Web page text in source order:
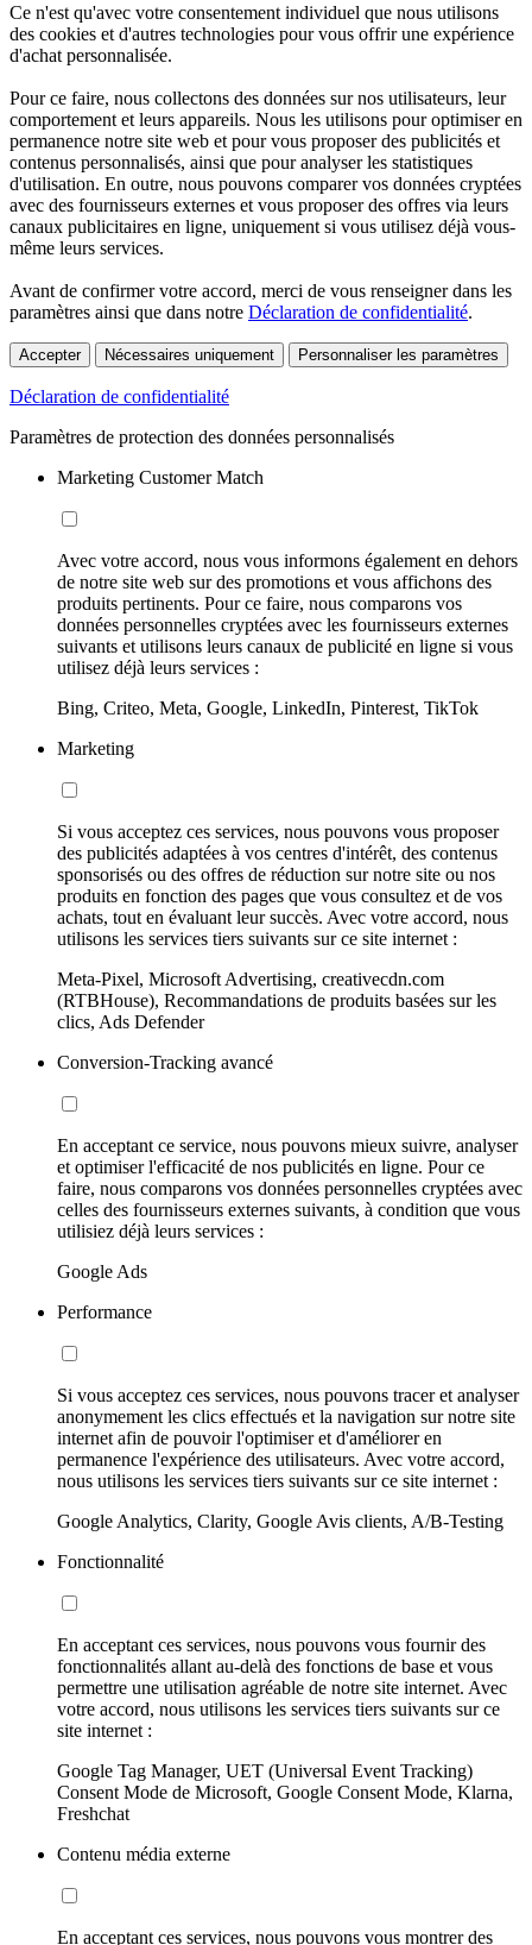
Ce n'est qu'avec votre consentement individuel que nous utilisons
des cookies et d'autres technologies pour vous offrir une expérience
d'achat personnalisée.
Pour ce faire, nous collectons des données sur nos utilisateurs, leur
comportement et leurs appareils. Nous les utilisons pour optimiser en
permanence notre site web et pour vous proposer des publicités et
contenus personnalisés, ainsi que pour analyser les statistiques
d'utilisation. En outre, nous pouvons comparer vos données cryptées
avec des fournisseurs externes et vous proposer des offres via leurs
canaux publicitaires en ligne, uniquement si vous utilisez déjà vous-
même leurs services.
Avant de confirmer votre accord, merci de vous renseigner dans les
paramètres ainsi que dans notre Déclaration de confidentialité.
Accepter Nécessaires uniquement Personnaliser les paramètres
Déclaration de confidentialité
Paramètres de protection des données personnalisés
Marketing Customer Match
Avec votre accord, nous vous informons également en dehors
de notre site web sur des promotions et vous affichons des
produits pertinents. Pour ce faire, nous comparons vos
données personnelles cryptées avec les fournisseurs externes
suivants et utilisons leurs canaux de publicité en ligne si vous
utilisez déjà leurs services :
Bing, Criteo, Meta, Google, LinkedIn, Pinterest, TikTok
Marketing
Si vous acceptez ces services, nous pouvons vous proposer
des publicités adaptées à vos centres d'intérêt, des contenus
sponsorisés ou des offres de réduction sur notre site ou nos
produits en fonction des pages que vous consultez et de vos
achats, tout en évaluant leur succès. Avec votre accord, nous
utilisons les services tiers suivants sur ce site internet :
Meta-Pixel, Microsoft Advertising, creativecdn.com
(RTBHouse), Recommandations de produits basées sur les
clics, Ads Defender
Conversion-Tracking avancé
En acceptant ce service, nous pouvons mieux suivre, analyser
et optimiser l'efficacité de nos publicités en ligne. Pour ce
faire, nous comparons vos données personnelles cryptées avec
celles des fournisseurs externes suivants, à condition que vous
utilisiez déjà leurs services :
Google Ads
Performance
Si vous acceptez ces services, nous pouvons tracer et analyser
anonymement les clics effectués et la navigation sur notre site
internet afin de pouvoir l'optimiser et d'améliorer en
permanence l'expérience des utilisateurs. Avec votre accord,
nous utilisons les services tiers suivants sur ce site internet :
Google Analytics, Clarity, Google Avis clients, A/B-Testing
Fonctionnalité
En acceptant ces services, nous pouvons vous fournir des
fonctionnalités allant au-delà des fonctions de base et vous
permettre une utilisation agréable de notre site internet. Avec
votre accord, nous utilisons les services tiers suivants sur ce
site internet :
Google Tag Manager, UET (Universal Event Tracking)
Consent Mode de Microsoft, Google Consent Mode, Klarna,
Freshchat
Contenu média externe
En acceptant ces services, nous pouvons vous montrer des